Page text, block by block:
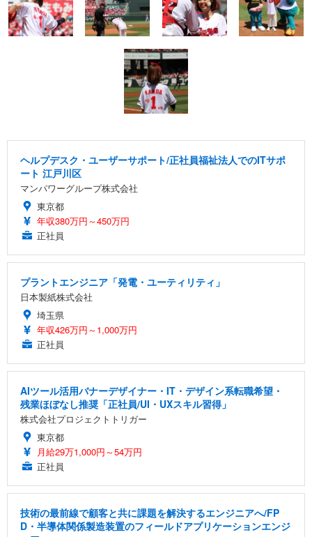
ヘルプデスク・ユーザーサポート/正社員福祉法人でのITサポ
ート 江戸川区
マンパワーグループ株式会社
東京都
年収380万円～450万円
正社員
プラントエンジニア「発電・ユーティリティ」
日本製紙株式会社
埼玉県
年収426万円～1,000万円
正社員
AIツール活用バナーデザイナー・IT・デザイン系転職希望・
残業ほぼなし推奨「正社員/UI・UXスキル習得」
株式会社プロジェクトトリガー
東京都
月給29万1,000円～54万円
正社員
技術の最前線で顧客と共に課題を解決するエンジニアへ/FP
D・半導体関係製造装置のフィールドアプリケーションエンジ